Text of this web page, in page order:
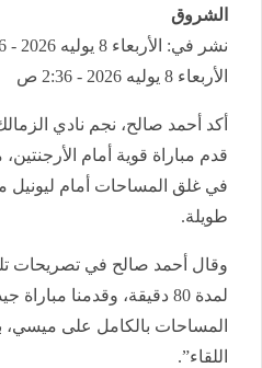
الشروق
الأربعاء 8 يوليه 2026 - 2:36 ص
أكد أحمد صالح، نجم نادي
قدم مباراة قوية أمام
في غلق المساحات أمام ليونيل
طويلة.
وقال أحمد صالح في تصريحات
لمدة 80 دقيقة، وقدمنا
اللقاء”.